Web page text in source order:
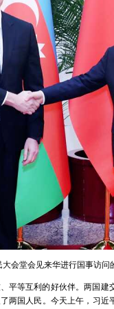
会堂会见来华进行国事访问
平等互利的好伙伴。两国
两国人民。今天上午，习